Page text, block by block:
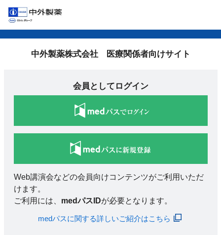
中外製薬株式会社 医療関係者向けサイト
会員としてログイン
Web講演会などの会員向けコンテンツがご利用いただ
けます。
ご利用には、 medパスIDが必要となります。
medパスに関する詳しいご紹介はこちら